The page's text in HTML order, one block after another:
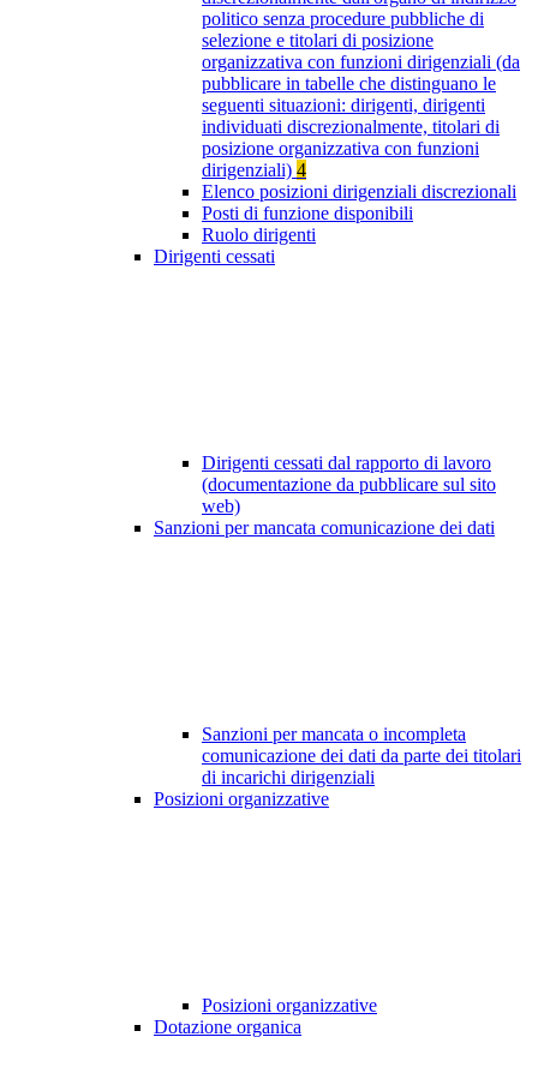
politico senza procedure pubbliche di
selezione e titolari di posizione
organizzativa con funzioni dirigenziali (da
pubblicare in tabelle che distinguano le
seguenti situazioni: dirigenti, dirigenti
individuati discrezionalmente, titolari di
posizione organizzativa con funzioni
dirigenziali) 4
Elenco posizioni dirigenziali discrezionali
Posti di funzione disponibili
Ruolo dirigenti
Dirigenti cessati
Dirigenti cessati dal rapporto di lavoro
(documentazione da pubblicare sul sito
web)
Sanzioni per mancata comunicazione dei dati
Sanzioni per mancata o incompleta
comunicazione dei dati da parte dei titolari
di incarichi dirigenziali
Posizioni organizzative
Posizioni organizzative
Dotazione organica